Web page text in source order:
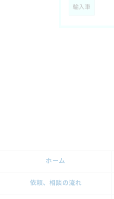
輸入車
ホーム
依頼、相談の流れ